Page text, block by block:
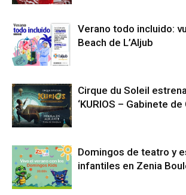
Verano todo incluido:
Beach de L’Aljub
Cirque du Soleil
‘KURIOS – Gabinete
Domingos de teatro y
infantiles en Zenia